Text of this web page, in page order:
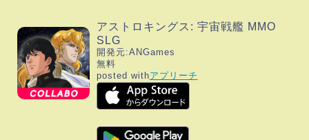
アストロキングス: 宇宙戦艦 MMO
SLG
開発元:ANGames
無料
posted withアプリーチ